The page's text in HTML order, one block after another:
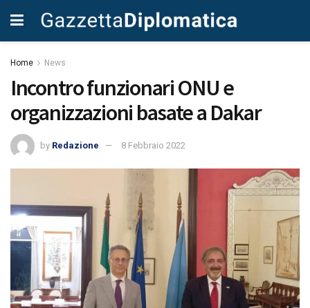
Home News
Incontro funzionari ONU e
organizzazioni basate a Dakar
by Redazione 8 Febbraio 2022